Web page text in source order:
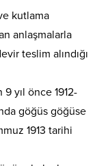
kutlama
anlaşmalarla
teslim alındığı
yıl önce 1912-
göğüs göğüse
1913 tarihi